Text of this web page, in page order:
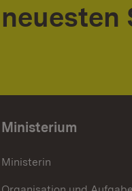
neuesten
Ministerium
Ministerin